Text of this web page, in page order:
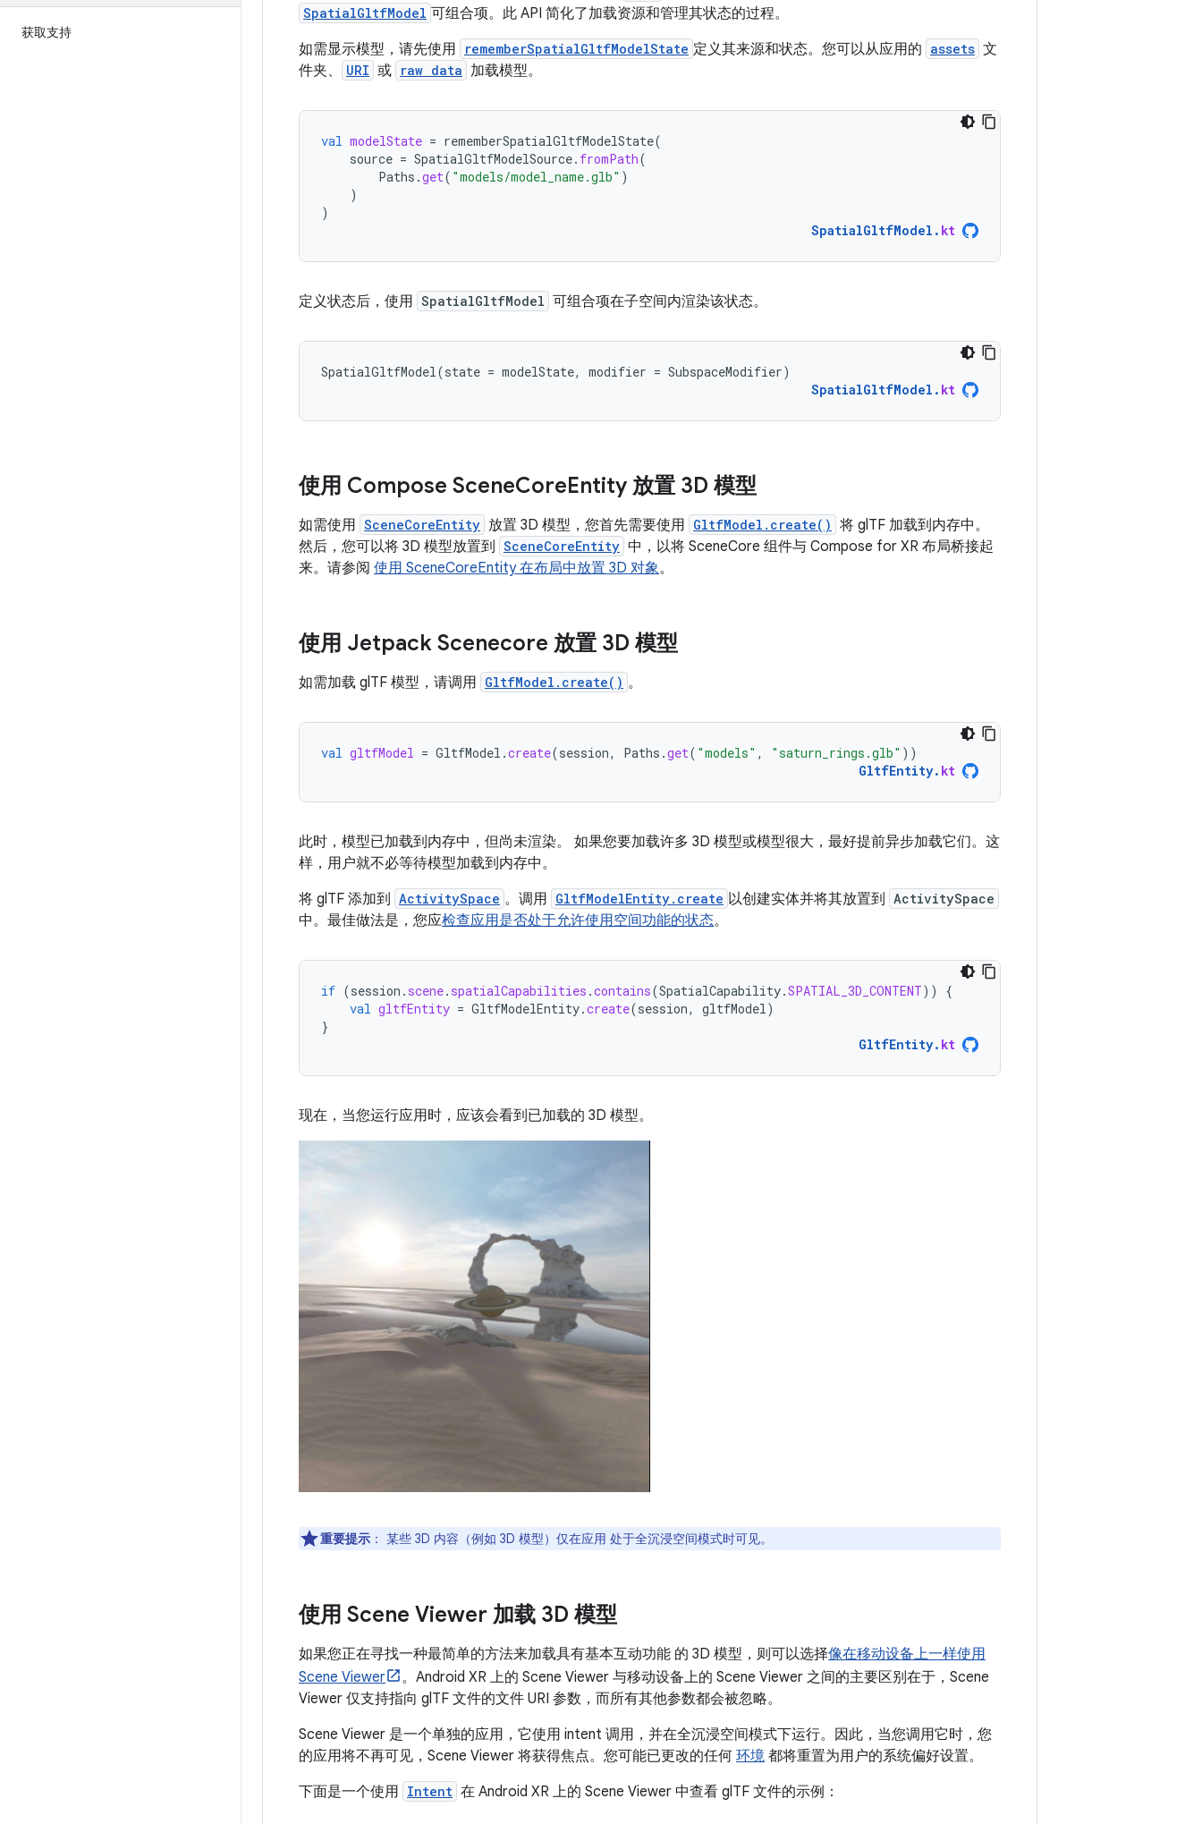
获取支持
SpatialGltfModel 可组合项。此 API 简化了加载资源和管理其状态的过程。
如需显示模型，请先使用
rememberSpatialGltfModelState 定义其来源和状态。您可以从应用的 assets 文
件夹、
URI 或 raw data 加载模型。
val modelState = rememberSpatialGltfModelState(
source = SpatialGltfModelSource. fromPath(
Paths .get( "models/model_name.glb" )
)
)
SpatialGltfModel . kt
定义状态后，使用 SpatialGltfModel 可组合项在子空间内渲染该状态。
SpatialGltfModel(state = modelState, modifier = SubspaceModifier)
SpatialGltfModel . kt
使用 Compose SceneCoreEntity 放置 3D 模型
如需使用 SceneCoreEntity 放置 3D 模型，您首先需要使用 GltfModel.create() 将 glTF 加载到内存中。
然后，您可以将 3D 模型放置到 SceneCoreEntity 中，以将 SceneCore 组件与 Compose for XR 布局桥接起
来。请参阅 使用 SceneCoreEntity 在布局中放置 3D 对象。
使用 Jetpack Scenecore 放置 3D 模型
如需加载 glTF 模型，请调用 GltfModel.create() 。
val gltfModel = GltfModel .create(session, Paths .get( "models" , "saturn_rings.glb" ))
GltfEntity. kt
此时，模型已加载到内存中，但尚未渲染。 如果您要加载许多 3D 模型或模型很大，最好提前异步加载它们。这
样，用户就不必等待模型加载到内存中。
将 glTF 添加到 ActivitySpace 。调用 GltfModelEntity.create 以创建实体并将其放置到 ActivitySpace
中。最佳做法是，您应检查应用是否处于允许使用空间功能的状态。
if (session . scene. spatialCapabilities .contains(SpatialCapability.SPATIAL_3D_CONTENT))
{
val gltfEntity = GltfModelEntity.create(session, gltfModel)
}
GltfEntity. kt
现在，当您运行应用时，应该会看到已加载的 3D 模型。
重要提示 ： 某些 3D 内容（例如 3D 模型）仅在应用 处于全沉浸空间模式时可见。
使用 Scene Viewer 加载 3D 模型
如果您正在寻找一种最简单的方法来加载具有基本互动功能 的 3D 模型，则可以选择像在移动设备上一样使用
Scene Viewer
。Android XR 上的 Scene Viewer 与移动设备上的 Scene Viewer 之间的主要区别在于，Scene
Viewer 仅支持指向 glTF 文件的文件 URI 参数，而所有其他参数都会被忽略。
Scene Viewer 是一个单独的应用，它使用 intent 调用，并在全沉浸空间模式下运行。因此，当您调用它时，您
的应用将不再可见，Scene Viewer 将获得焦点。您可能已更改的任何 环境 都将重置为用户的系统偏好设置。
下面是一个使用 Intent 在 Android XR 上的 Scene Viewer 中查看 glTF 文件的示例：